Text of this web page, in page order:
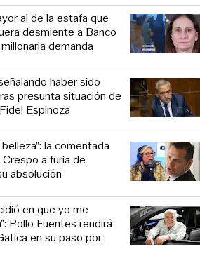
al de la estafa que
desmiente a Banco
demanda
haber sido
presunta situación de
Espinoza
la comentada
a furia de
absolución
en que yo me
Pollo Fuentes rendirá
en su paso por